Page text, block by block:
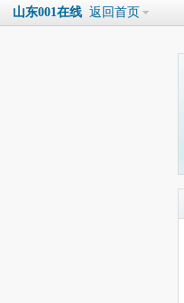
山东001在线 返回首页